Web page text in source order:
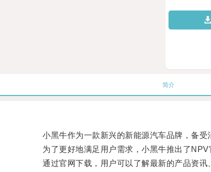
简介
小黑牛作为一款新兴的新能源汽车品牌，备受
为了更好地满足用户需求，小黑牛推出了NPV
通过官网下载，用户可以了解最新的产品资讯